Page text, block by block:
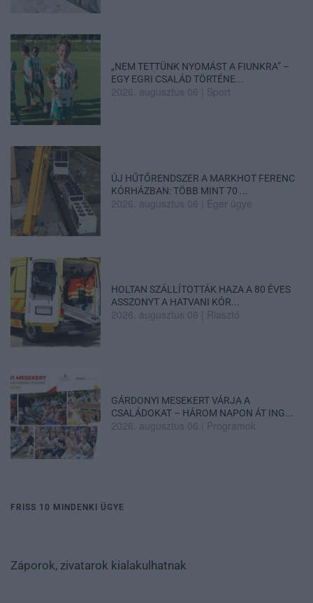
„NEM TETTÜNK NYOMÁST A FIUNKRA” –
EGY EGRI CSALÁD TÖRTÉNE...
2026. augusztus 06 Sport
ÚJ HŰTŐRENDSZER A MARKHOT FERENC
KÓRHÁZBAN: TÖBB MINT 70 ...
2026. augusztus 06 Eger ügye
HOLTAN SZÁLLÍTOTTÁK HAZA A 80 ÉVES
ASSZONYT A HATVANI KÓR...
2026. augusztus 06 Riasztó
GÁRDONYI MESEKERT VÁRJA A
CSALÁDOKAT – HÁROM NAPON ÁT ING...
2026. augusztus 06 Programok
FRISS 10 MINDENKI ÜGYE
Záporok, zivatarok kialakulhatnak